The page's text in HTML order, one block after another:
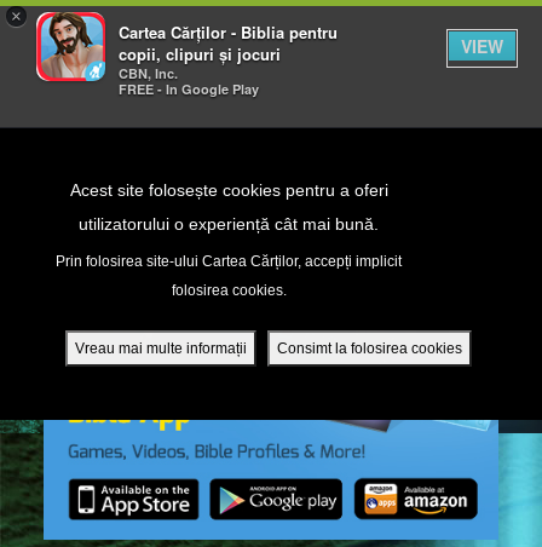
×
Cartea Cărților - Biblia pentru
copii, clipuri și jocuri
CBN, Inc.
FREE - In Google Play
VIEW
Acest site folosește cookies pentru a oferi
utilizatorului o experiență cât mai bună.
Prin folosirea site-ului Cartea Cărților, accepți implicit
folosirea cookies.
Vreau mai multe informații Consimt la folosirea cookies
DVD - Sezoane 1-4
mobilă